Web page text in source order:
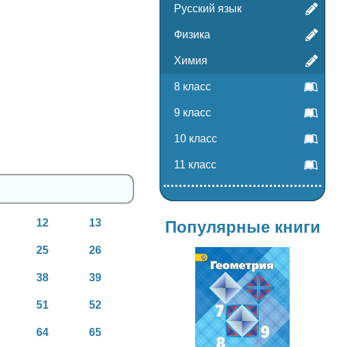
12 13
25 26
38 39
51 52
64 65
Русский язык
Физика
Химия
8 класс
9 класс
10 класс
11 класс
Популярные книги
Геометрия
7-9 класс